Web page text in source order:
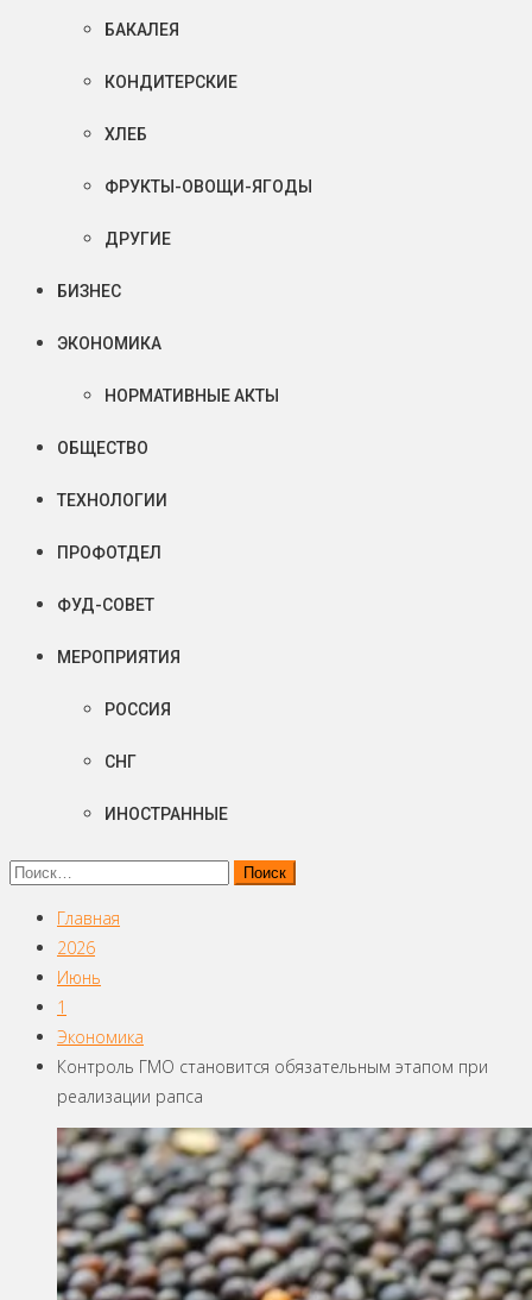
БАКАЛЕЯ
КОНДИТЕРСКИЕ
ХЛЕБ
ФРУКТЫ-ОВОЩИ-ЯГОДЫ
ДРУГИЕ
БИЗНЕС
ЭКОНОМИКА
НОРМАТИВНЫЕ АКТЫ
ОБЩЕСТВО
ТЕХНОЛОГИИ
ПРОФОТДЕЛ
ФУД-СОВЕТ
МЕРОПРИЯТИЯ
РОССИЯ
СНГ
ИНОСТРАННЫЕ
Найти:
Главная
2026
Июнь
1
Экономика
Контроль ГМО становится обязательным этапом при
реализации рапса